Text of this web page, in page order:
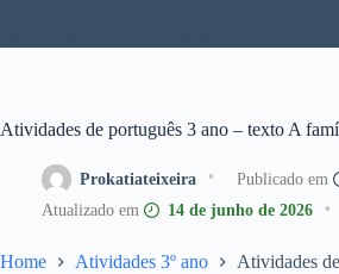
Atividades de português 3 ano – texto A
Prokatiateixeira
14 de junho de 2026
Home Atividades 3º ano Atividades